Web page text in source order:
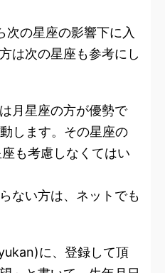
次の星座の影響下に入
は次の星座も参考にし
月星座の方が優勢で
します。その星座の
も考慮しなくてはい
ない方は、ネットでも
に、登録して頂